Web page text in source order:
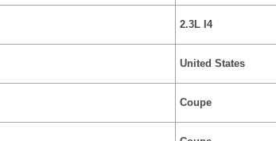
2.3L I4
United States
Coupe